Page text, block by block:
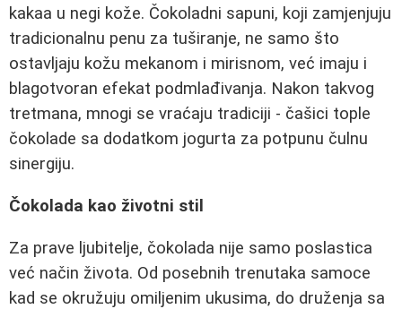
kakaa u negi kože. Čokoladni sapuni, koji zamjenjuju
tradicionalnu penu za tuširanje, ne samo što
ostavljaju kožu mekanom i mirisnom, već imaju i
blagotvoran efekat podmlađivanja. Nakon takvog
tretmana, mnogi se vraćaju tradiciji - čašici tople
čokolade sa dodatkom jogurta za potpunu čulnu
sinergiju.
Čokolada kao životni stil
Za prave ljubitelje, čokolada nije samo poslastica
već način života. Od posebnih trenutaka samoce
kad se okružuju omiljenim ukusima, do druženja sa